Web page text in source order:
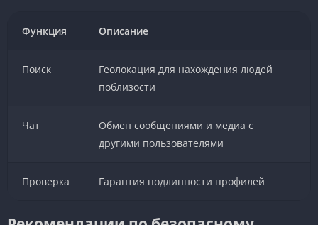
Функция Описание
Поиск
Геолокация для нахождения людей
поблизости
Чат
Обмен сообщениями и медиа с
другими пользователями
Проверка Гарантия подлинности профилей